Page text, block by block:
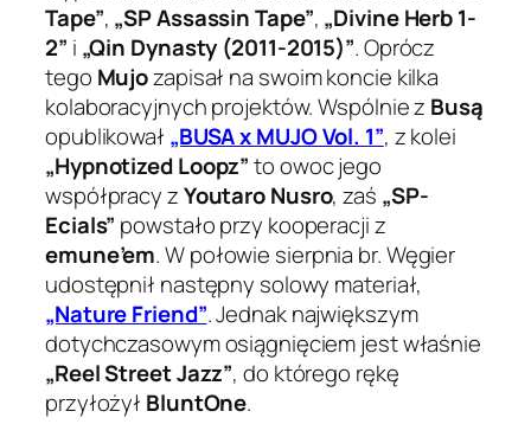
Tape”, „SP Assassin Tape”, „Divine Herb 1-
2” i „Qin Dynasty (2011-2015)”. Oprócz
tego Mujozapisał na swoim koncie kilka
kolaboracyjnych projektów. Wspólnie z Busą
opublikował „BUSA x MUJO Vol. 1”, z kolei
„Hypnotized Loopz”to owoc jego
współpracy zYoutaro Nusro, zaś „SP-
Ecials” powstało przy kooperacji z
emune’em. W połowie sierpnia br. Węgier
udostępnił następny solowy materiał,
„Nature Friend”. Jednak największym
dotychczasowym osiągnięciem jest właśnie
„Reel Street Jazz”, do którego rękę
przyłożył BluntOne.